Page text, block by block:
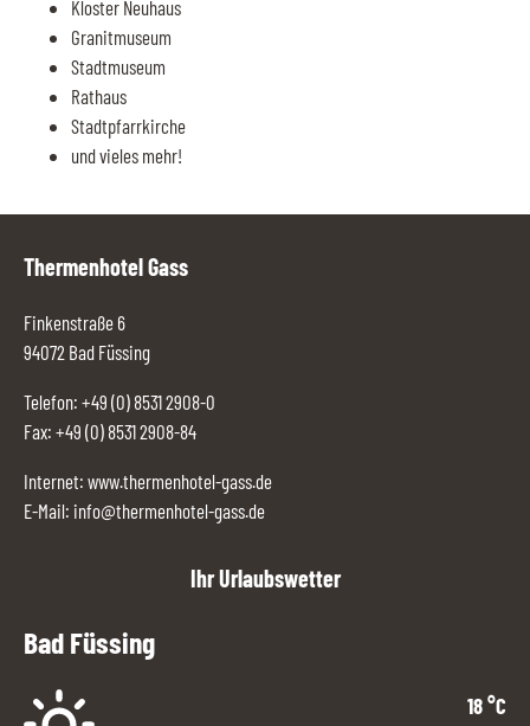
Kloster Neuhaus
Granitmuseum
Stadtmuseum
Rathaus
Stadtpfarrkirche
und vieles mehr!
Thermenhotel Gass
Finkenstraße 6
94072 Bad Füssing
Telefon: +49 (0) 8531 2908-0
Fax: +49 (0) 8531 2908-84
Internet: www.thermenhotel-gass.de
E-Mail: info@thermenhotel-gass.de
Ihr Urlaubswetter
Bad Füssing
18°C